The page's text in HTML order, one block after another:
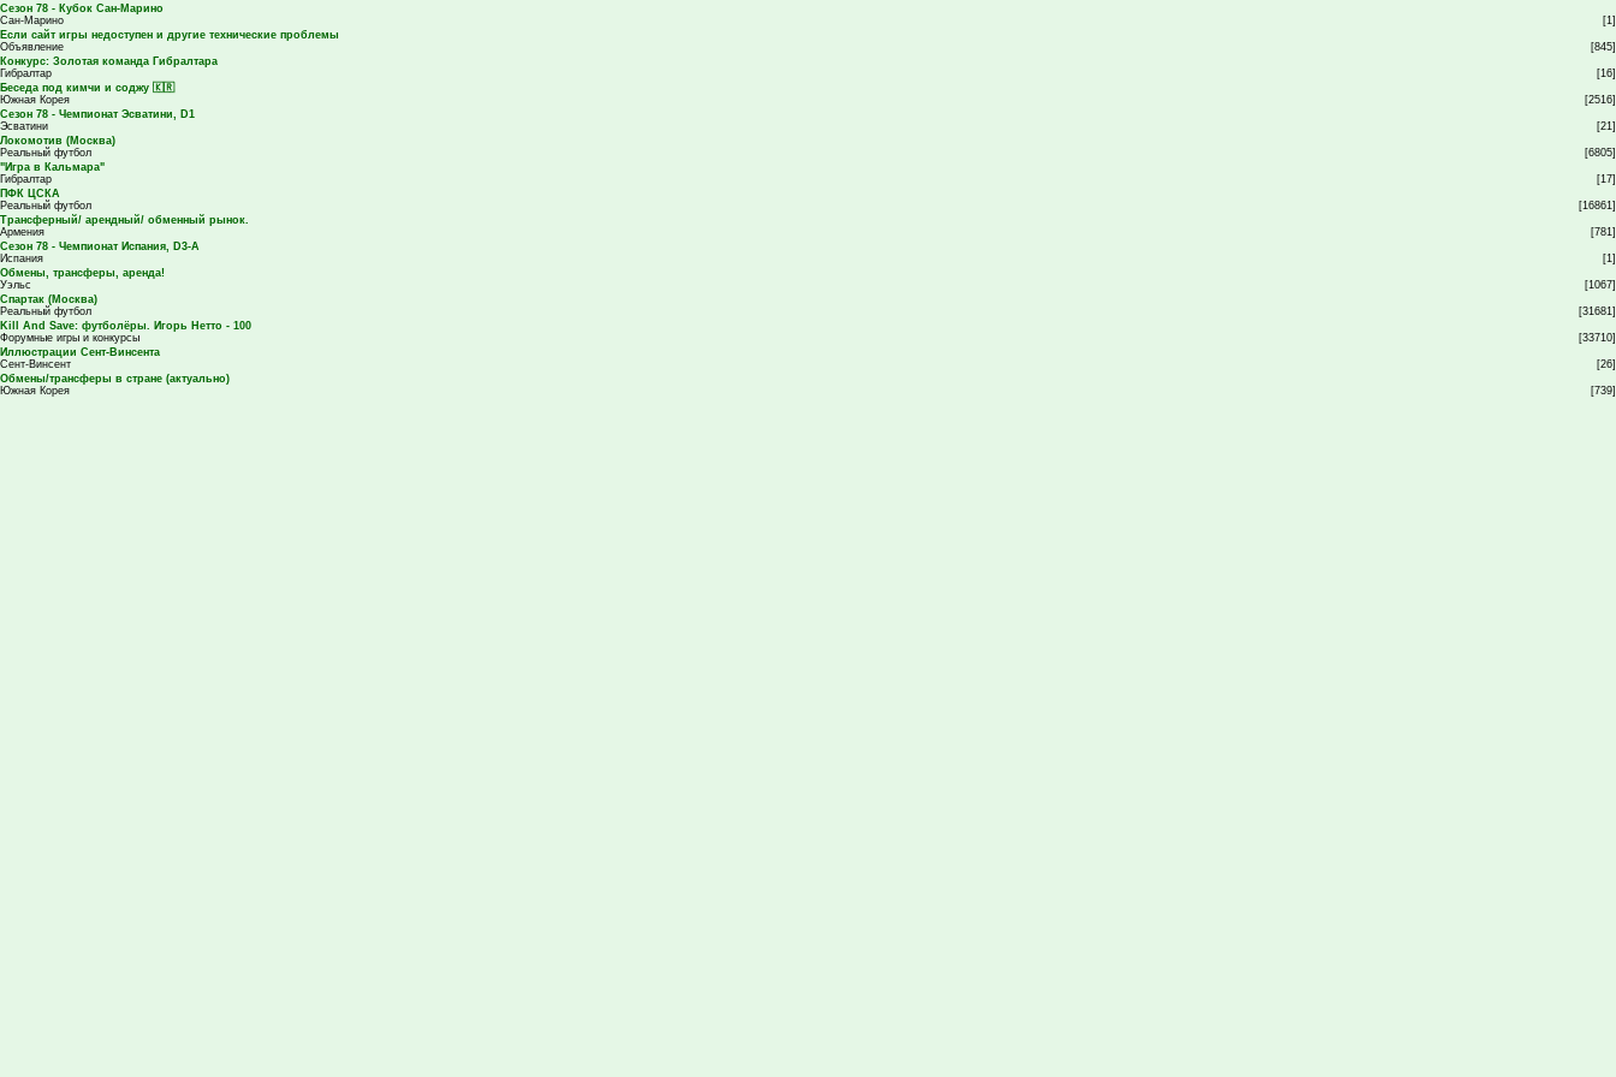
Сезон 78 - Кубок Сан-Марино
Сан-Марино
[1]
Если сайт игры недоступен и другие технические проблемы
Объявление
[845]
Конкурс: Золотая команда Гибралтара
Гибралтар
[16]
Беседа под кимчи и соджу 🇰🇷
Южная Корея
[2516]
Сезон 78 - Чемпионат Эсватини, D1
Эсватини
[21]
Локомотив (Москва)
Реальный футбол
[6805]
"Игра в Кальмара"
Гибралтар
[17]
ПФК ЦСКА
Реальный футбол
[16861]
Трансферный/ арендный/ обменный рынок.
Армения
[781]
Сезон 78 - Чемпионат Испания, D3-A
Испания
[1]
Обмены, трансферы, аренда!
Уэльс
[1067]
Спартак (Москва)
Реальный футбол
[31681]
Kill And Save: футболёры. Игорь Нетто - 100
Форумные игры и конкурсы
[33710]
Иллюстрации Сент-Винсента
Сент-Винсент
[26]
Обмены/трансферы в стране (актуально)
Южная Корея
[739]